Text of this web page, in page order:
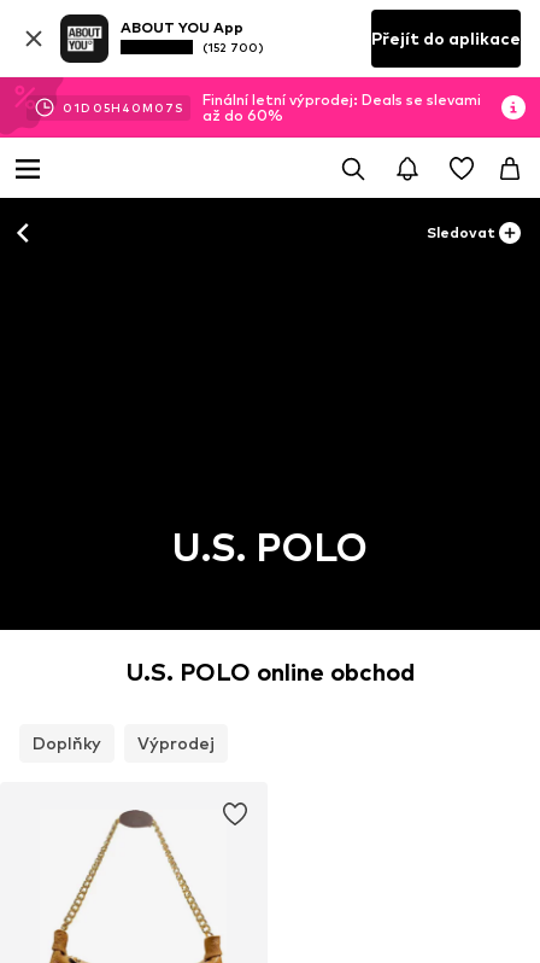
ABOUT YOU App
(152 700) Přejít do aplikace
01D 05H 40M 07 S
Finální letní výprodej: Deals se slevami
až do 60%
Sledovat
U.S. POLO
U.S. POLO online obchod
Doplňky Výprodej